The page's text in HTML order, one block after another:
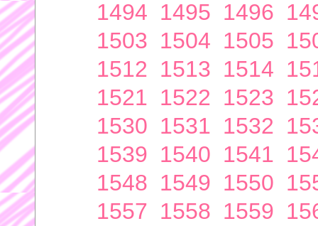
1494 1495 1496
1503 1504 1505
1512 1513 1514
1521 1522 1523
1530 1531 1532
1539 1540 1541
1548 1549 1550
1557 1558 1559